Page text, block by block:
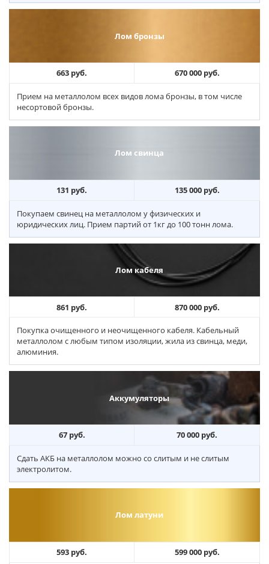
Лом бронзы
663 руб. 670 000 руб.
Прием на металлолом всех видов лома бронзы, в том числе
несортовой бронзы.
Лом свинца
131 руб. 135 000 руб.
Покупаем свинец на металлолом у физических и
юридических лиц. Прием партий от 1кг до 100 тонн лома.
Лом кабеля
861 руб. 870 000 руб.
Покупка очищенного и неочищенного кабеля. Кабельный
металлолом с любым типом изоляции, жила из свинца, меди,
алюминия.
Аккумуляторы
67 руб. 70 000 руб.
Сдать АКБ на металлолом можно со слитым и не слитым
электролитом.
Лом латуни
593 руб. 599 000 руб.